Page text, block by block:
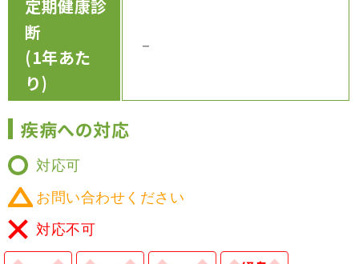
定期健康診
断
(1年あた
り)
－
疾病への対応
対応可
お問い合わせください
対応不可